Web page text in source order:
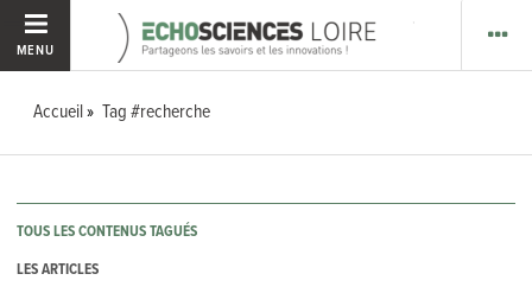
MENU
Accueil Tag #recherche
TOUS LES CONTENUS TAGUÉS
LES ARTICLES